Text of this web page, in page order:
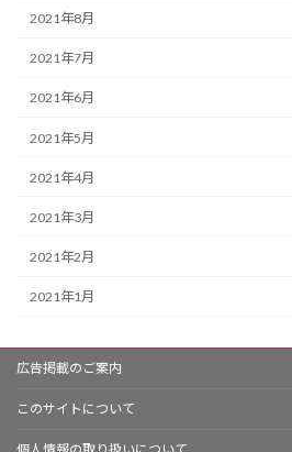
2021年8月
2021年7月
2021年6月
2021年5月
2021年4月
2021年3月
2021年2月
2021年1月
広告掲載のご案内
このサイトについて